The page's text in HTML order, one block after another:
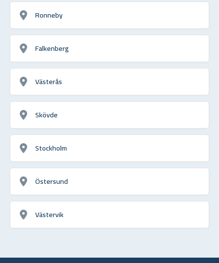
Ronneby
Falkenberg
Västerås
Skövde
Stockholm
Östersund
Västervik